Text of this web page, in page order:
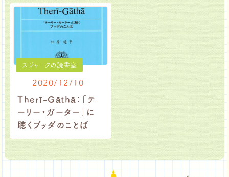
スジャータの読書室
2020/12/10
Therī-Gāthā：「テ
ーリー・ガーター」に
聴くブッダのことば